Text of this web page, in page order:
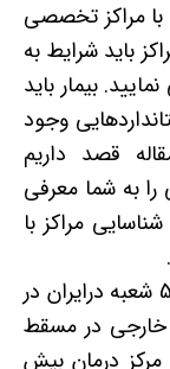
با مراکز تخصصی
باید شرایط به
بیمار باید
وجود
قصد داریم
به شما معرفی
مراکز با
مراکز علوم اعصاب و روانشناسی سایبر با 5 شعبه درایران در
اهواز و تبریز و 2 شعبه خارجی در مسقط
مرکز درمان بیش